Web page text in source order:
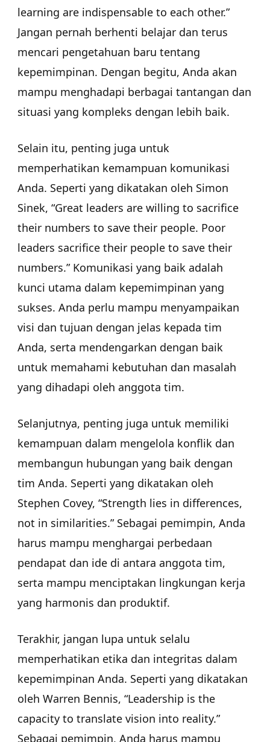
learning are indispensable to each other.”
Jangan pernah berhenti belajar dan terus
mencari pengetahuan baru tentang
kepemimpinan. Dengan begitu, Anda akan
mampu menghadapi berbagai tantangan dan
situasi yang kompleks dengan lebih baik.
Selain itu, penting juga untuk
memperhatikan kemampuan komunikasi
Anda. Seperti yang dikatakan oleh Simon
Sinek, “Great leaders are willing to sacrifice
their numbers to save their people. Poor
leaders sacrifice their people to save their
numbers.” Komunikasi yang baik adalah
kunci utama dalam kepemimpinan yang
sukses. Anda perlu mampu menyampaikan
visi dan tujuan dengan jelas kepada tim
Anda, serta mendengarkan dengan baik
untuk memahami kebutuhan dan masalah
yang dihadapi oleh anggota tim.
Selanjutnya, penting juga untuk memiliki
kemampuan dalam mengelola konflik dan
membangun hubungan yang baik dengan
tim Anda. Seperti yang dikatakan oleh
Stephen Covey, “Strength lies in differences,
not in similarities.” Sebagai pemimpin, Anda
harus mampu menghargai perbedaan
pendapat dan ide di antara anggota tim,
serta mampu menciptakan lingkungan kerja
yang harmonis dan produktif.
Terakhir, jangan lupa untuk selalu
memperhatikan etika dan integritas dalam
kepemimpinan Anda. Seperti yang dikatakan
oleh Warren Bennis, “Leadership is the
capacity to translate vision into reality.”
Sebagai pemimpin, Anda harus mampu